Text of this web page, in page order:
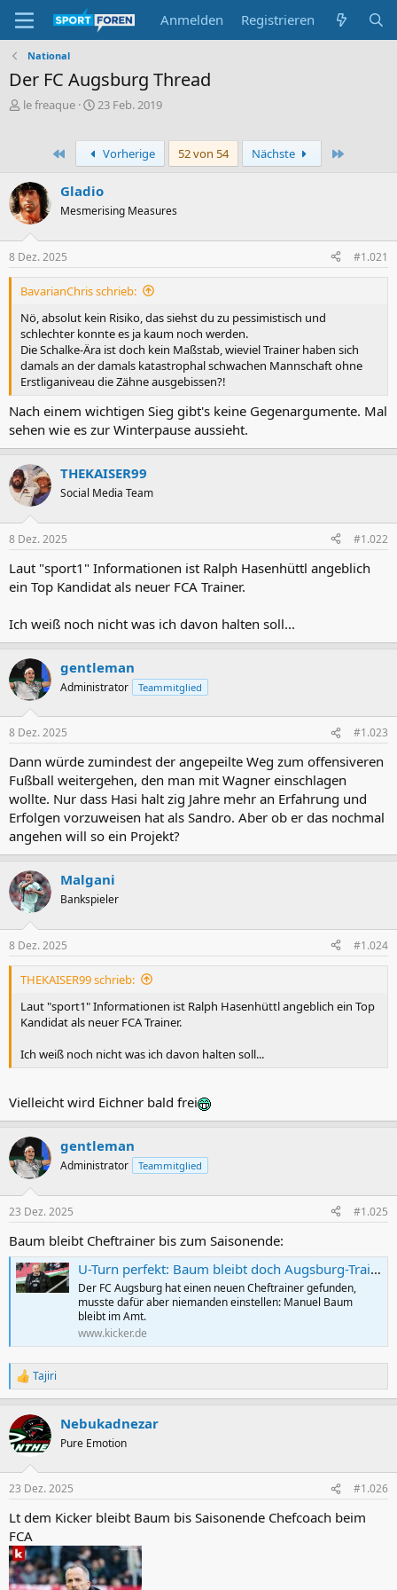
Anmelden Registrieren
National
Der FC Augsburg Thread
E
l
l
e
le freaque
E
e
l
t
23 Feb. 2019
Erste Vorherige 52 von 54 Nächste
Gladio
Mesmerising Measures
8 Dez. 2025 #1.021
BavarianChris schrieb:
Nö, absolut kein Risiko, das siehst du zu pessimistisch und
schlechter konnte es ja kaum noch werden.
Die Schalke-Ära ist doch kein Maßstab, wieviel Trainer haben sich
damals an der damals katastrophal schwachen Mannschaft ohne
Erstliganiveau die Zähne ausgebissen?!
Nach einem wichtigen Sieg gibt's keine Gegenargumente. Mal
sehen wie es zur Winterpause aussieht.
THEKAISER99
Social Media Team
8 Dez. 2025 #1.022
Laut "sport1" Informationen ist Ralph Hasenhüttl angeblich
ein Top Kandidat als neuer FCA Trainer.
Ich weiß noch nicht was ich davon halten soll...
gentleman
Administrator Teammitglied
8 Dez. 2025 #1.023
Dann würde zumindest der angepeilte Weg zum offensiveren
Fußball weitergehen, den man mit Wagner einschlagen
wollte. Nur dass Hasi halt zig Jahre mehr an Erfahrung und
Erfolgen vorzuweisen hat als Sandro. Aber ob er das nochmal
angehen will so ein Projekt?
Malgani
Bankspieler
8 Dez. 2025 #1.024
THEKAISER99 schrieb:
Laut "sport1" Informationen ist Ralph Hasenhüttl angeblich ein Top
Kandidat als neuer FCA Trainer.
Ich weiß noch nicht was ich davon halten soll...
Vielleicht wird Eichner bald frei
gentleman
Administrator Teammitglied
23 Dez. 2025 #1.025
Baum bleibt Cheftrainer bis zum Saisonende:
U-Turn perfekt: Baum bleibt doch Augsburg-Trainer
Der FC Augsburg hat einen neuen Cheftrainer gefunden,
musste dafür aber niemanden einstellen: Manuel Baum
bleibt im Amt.
www.kicker.de
R
e
k
t
i
e
:
Tajiri
Nebukadnezar
Pure Emotion
23 Dez. 2025 #1.026
Lt dem Kicker bleibt Baum bis Saisonende Chefcoach beim
FCA